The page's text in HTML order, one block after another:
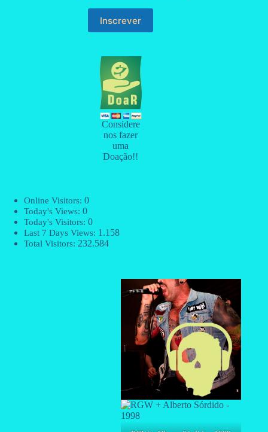
Considere
nos fazer
uma
Doação!!
Online Visitors: 0
Today's Views: 0
Today's Visitors: 0
Last 7 Days Views: 1.158
Total Visitors: 232.584